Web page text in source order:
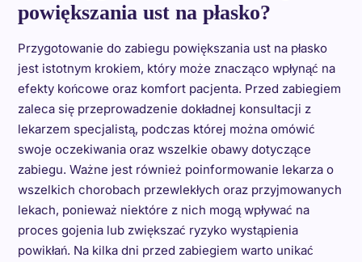
powiększania ust na płasko?
Przygotowanie do zabiegu powiększania ust na płasko
jest istotnym krokiem, który może znacząco wpłynąć na
efekty końcowe oraz komfort pacjenta. Przed zabiegiem
zaleca się przeprowadzenie dokładnej konsultacji z
lekarzem specjalistą, podczas której można omówić
swoje oczekiwania oraz wszelkie obawy dotyczące
zabiegu. Ważne jest również poinformowanie lekarza o
wszelkich chorobach przewlekłych oraz przyjmowanych
lekach, ponieważ niektóre z nich mogą wpływać na
proces gojenia lub zwiększać ryzyko wystąpienia
powikłań. Na kilka dni przed zabiegiem warto unikać